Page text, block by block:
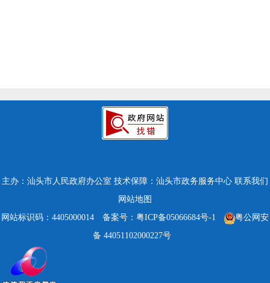
主办：汕头市人民政府办公室 技术保障：汕头市政务服务中心 联系我们
网站地图
网站标识码：4405000014
备案号：粤ICP备05066684号-1
粤公网安
备 44051102000227号